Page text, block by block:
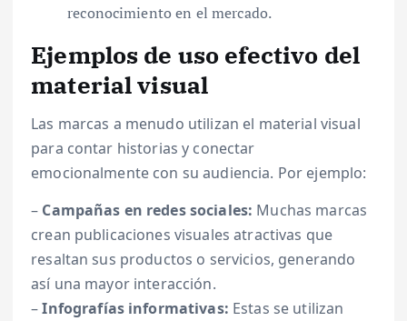
reconocimiento en el mercado.
Ejemplos de uso efectivo del
material visual
Las marcas a menudo utilizan el material visual
para contar historias y conectar
emocionalmente con su audiencia. Por ejemplo:
– Campañas en redes sociales: Muchas marcas
crean publicaciones visuales atractivas que
resaltan sus productos o servicios, generando
así una mayor interacción.
–Infografías informativas: Estas se utilizan